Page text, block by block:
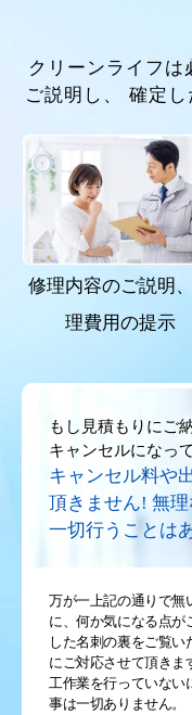
クリーンライフ
ご説明し、
確定し
修理内容のご説明、
理費用の提示
もし見積もりにご
キャンセルになっ
キャンセル料や
頂きません! 無理
一切行うことは
万が一上記の通りで
に、何か気になる点が
した名刺の裏をご覧
にご対応させて頂き
工作業を行っていない
事は一切ありません。